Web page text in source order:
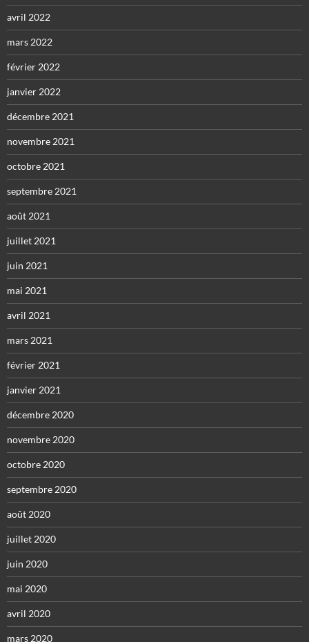
avril 2022
mars 2022
février 2022
janvier 2022
décembre 2021
novembre 2021
octobre 2021
septembre 2021
août 2021
juillet 2021
juin 2021
mai 2021
avril 2021
mars 2021
février 2021
janvier 2021
décembre 2020
novembre 2020
octobre 2020
septembre 2020
août 2020
juillet 2020
juin 2020
mai 2020
avril 2020
mars 2020